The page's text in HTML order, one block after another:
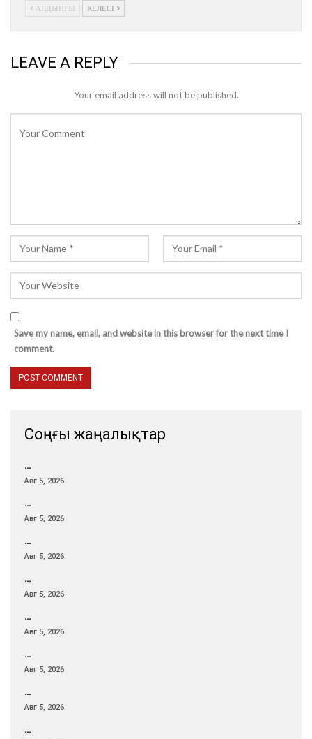
АЛДЫҢҒЫ КЕЛЕСІ
LEAVE A REPLY
Your email address will not be published.
Save my name, email, and website in this browser for the next time I
comment.
Соңғы жаңалықтар
…
Авг 5, 2026
…
Авг 5, 2026
…
Авг 5, 2026
…
Авг 5, 2026
…
Авг 5, 2026
…
Авг 5, 2026
…
Авг 5, 2026
…